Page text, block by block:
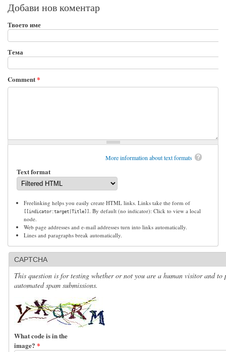
Добави нов коментар
Твоето име
Тема
Comment*
More information about text formats
Text format
Freelinking helps you easily create HTML links. Links take the form of
[[indicator:target|Title]]
. By default (no indicator): Click to view a local
node.
Web page addresses and e-mail addresses turn into links automatically.
Lines and paragraphs break automatically.
CAPTCHA
This question is for testing whether or not you are a human visitor and to
automated spam submissions.
What code is in the
image? *